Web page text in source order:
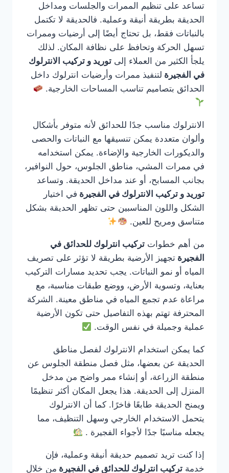
تساعد على تنظيم الممرات والجلسات ومداخل
الحديقة بطريقة أنيقة وعملية. فالحديقة لا تكتمل
بالنباتات فقط، بل تحتاج أيضًا إلى أرضيات وممرات
تسهل الحركة وتحافظ على نظافة المكان. لذلك
يلجأ الكثير من العملاء إلى توريد و تركيب الانترلوك
في الفجيرة لتنفيذ ممرات وأرضيات انترلوك داخل
الحدائق بتصاميم تناسب المساحات الخارجية.
الانترلوك مناسب جدًا للحدائق لأنه متوفر بأشكال
وألوان متعددة يمكن تنسيقها مع النباتات والحصى
والديكورات الخارجية والإضاءة. يمكن استخدامه
في ممرات المشي، مناطق الجلوس، حول النوافير،
بجانب المسابح، أو عند مداخل الحديقة. وتساعد
توريد و تركيب الانترلوك في الفجيرة في اختيار
الشكل واللون المناسبين حتى تظهر الحديقة بشكل
متناسق ومريح للعين.
من أهم خطوات تركيب انترلوك للحدائق في
الفجيرة تجهيز الأرضية بطريقة لا تؤثر على تصريف
المياه أو نمو النباتات. يجب تحديد مسارات التركيب
بعناية، وتسوية الأرض، ووضع طبقات مناسبة، مع
مراعاة عدم تجمع المياه في مناطق معينة. الشركة
المحترفة تهتم بهذه التفاصيل حتى تكون الأرضية
عملية وجميلة في نفس الوقت.
كما يمكن استخدام الانترلوك لفصل مناطق
الحديقة عن بعضها، مثل فصل منطقة الجلوس عن
منطقة الزراعة، أو إنشاء ممر واضح من مدخل
المنزل إلى الحديقة. هذا يجعل المكان أكثر تنظيمًا
ويمنح الحديقة طابعًا فاخرًا. كما أن الانترلوك
يتحمل الاستخدام الخارجي وسهل التنظيف، مما
يجعله مناسبًا جدًا لأجواء الفجيرة .
إذا كنت تريد تصميم حديقة أنيقة وعملية، فإن
خدمة تركيب انترلوك للحدائق في الفجيرة من خلال